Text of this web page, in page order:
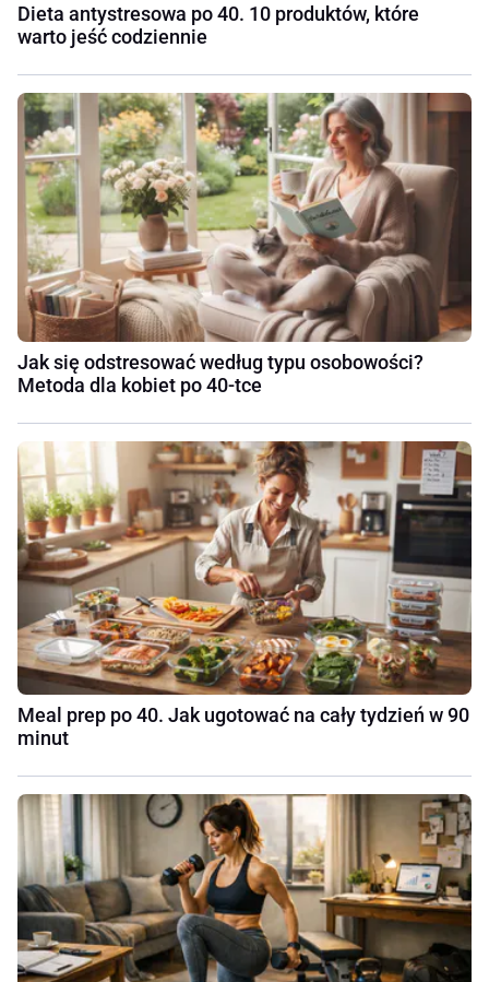
Dieta antystresowa po 40. 10 produktów, które
warto jeść codziennie
Jak się odstresować według typu osobowości?
Metoda dla kobiet po 40-tce
Meal prep po 40. Jak ugotować na cały tydzień w 90
minut